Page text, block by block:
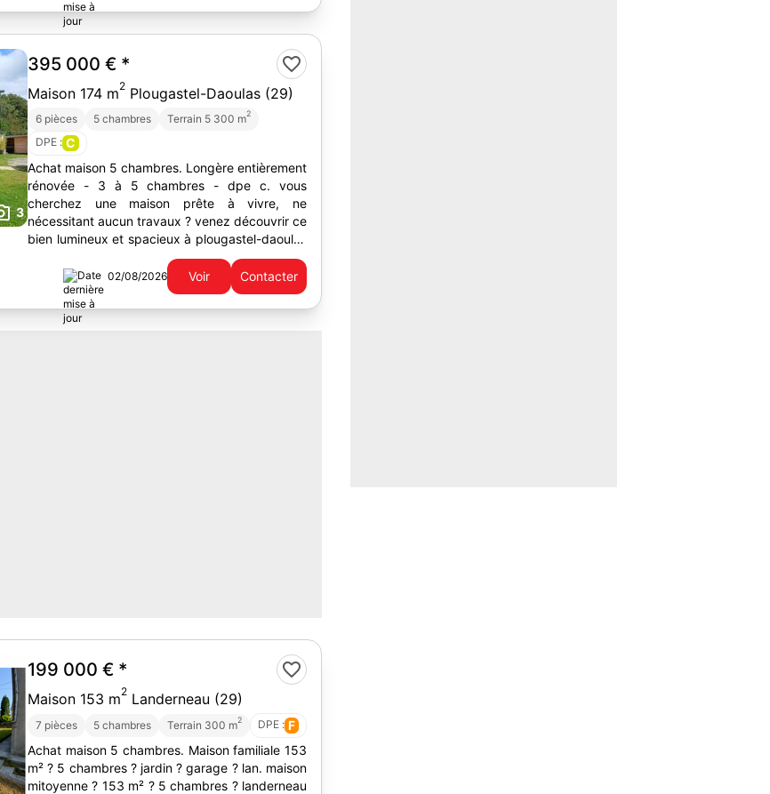
3
395 000 € *
Maison 174 m2 Plougastel-Daoulas (29)
6 pièces 5 chambres Terrain 5 300 m2
DPE : C
Achat maison 5 chambres. Longère entièrement
rénovée - 3 à 5 chambres - dpe c. vous
cherchez une maison prête à vivre, ne
nécessitant aucun travaux ? venez découvrir ce
bien lumineux et spacieux à plougastel-daoulas
À moins de 10 minutes de brest et à proximité
02/08/2026 Voir Contacter
199 000 € *
Maison 153 m2 Landerneau (29)
7 pièces 5 chambres Terrain 300 m2 DPE : F
Achat maison 5 chambres. Maison familiale 153
m² ? 5 chambres ? jardin ? garage ? lan. maison
mitoyenne ? 153 m² ? 5 chambres ? landerneau